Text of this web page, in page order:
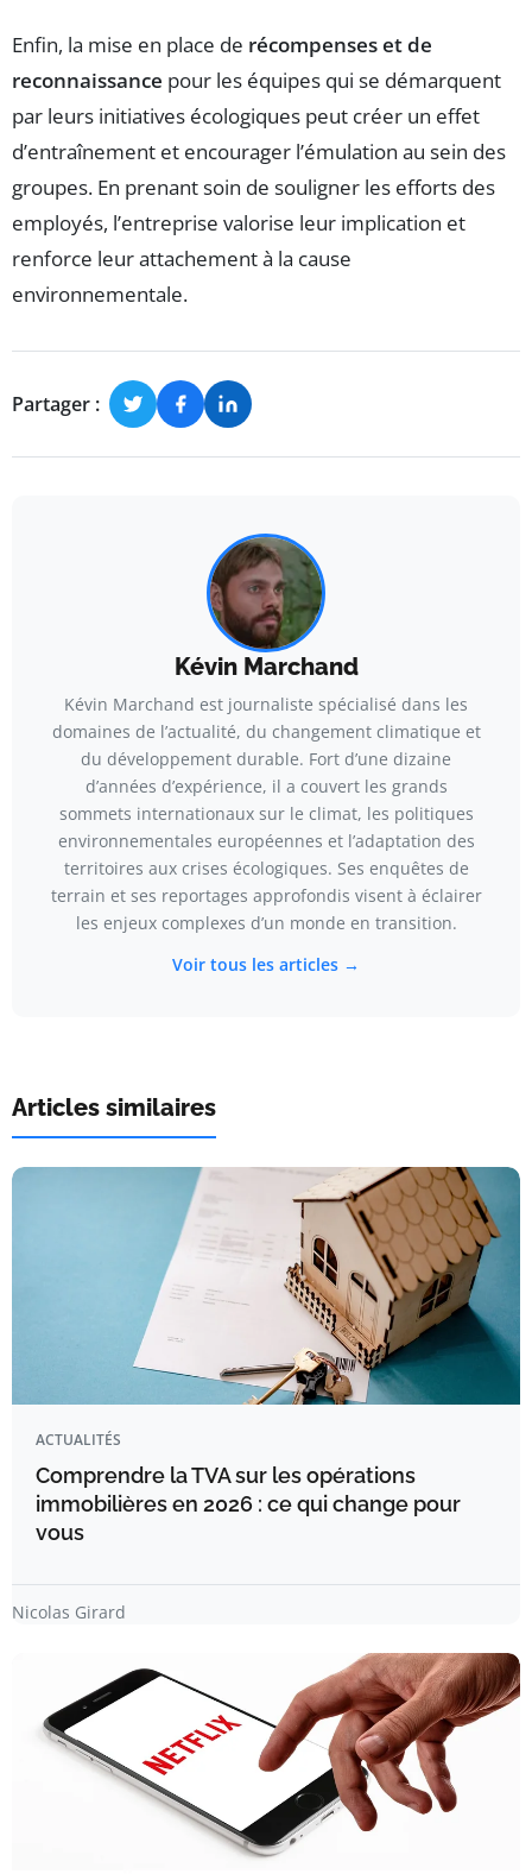
Enfin, la mise en place de récompenses et de
reconnaissance pour les équipes qui se démarquent
par leurs initiatives écologiques peut créer un effet
d’entraînement et encourager l’émulation au sein des
groupes. En prenant soin de souligner les efforts des
employés, l’entreprise valorise leur implication et
renforce leur attachement à la cause
environnementale.
Partager :
Kévin Marchand
Kévin Marchand est journaliste spécialisé dans les
domaines de l’actualité, du changement climatique et
du développement durable. Fort d’une dizaine
d’années d’expérience, il a couvert les grands
sommets internationaux sur le climat, les politiques
environnementales européennes et l’adaptation des
territoires aux crises écologiques. Ses enquêtes de
terrain et ses reportages approfondis visent à éclairer
les enjeux complexes d’un monde en transition.
Voir tous les articles →
Articles similaires
ACTUALITÉS
Comprendre la TVA sur les opérations
immobilières en 2026 : ce qui change pour
vous
Nicolas Girard